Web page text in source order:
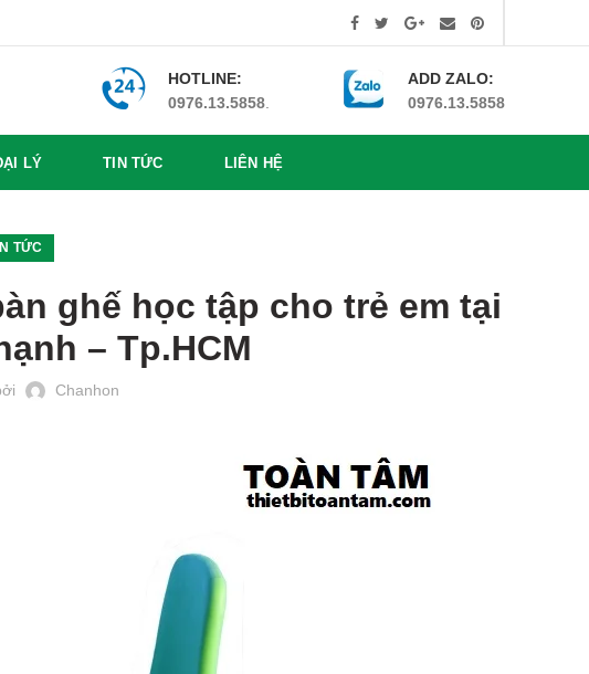
HOTLINE:
0976.13.5858
ADD ZALO:
0976.13.5858
LÝ TIN TỨC LIÊN HỆ
TỨC
ghế học tập cho trẻ em tại
– Tp.HCM
Chanhon